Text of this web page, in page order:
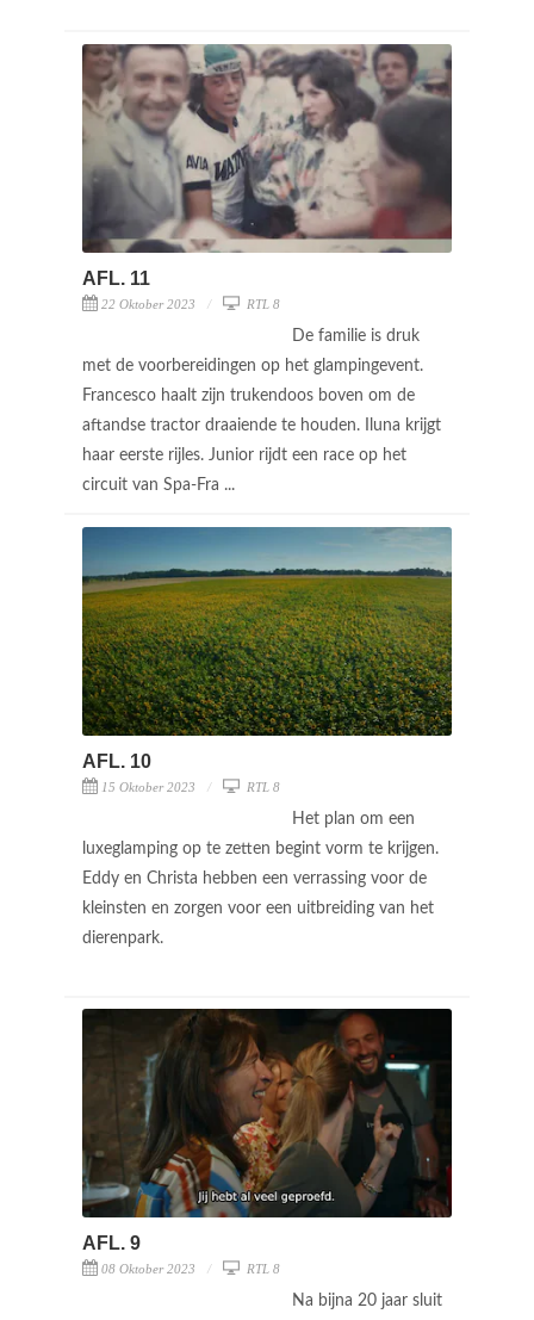
AFL. 11
22 Oktober 2023 RTL 8
De familie is druk
met de voorbereidingen op het glampingevent.
Francesco haalt zijn trukendoos boven om de
aftandse tractor draaiende te houden. Iluna krijgt
haar eerste rijles. Junior rijdt een race op het
circuit van Spa-Fra ...
AFL. 10
15 Oktober 2023 RTL 8
Het plan om een
luxeglamping op te zetten begint vorm te krijgen.
Eddy en Christa hebben een verrassing voor de
kleinsten en zorgen voor een uitbreiding van het
dierenpark.
AFL. 9
08 Oktober 2023 RTL 8
Na bijna 20 jaar sluit